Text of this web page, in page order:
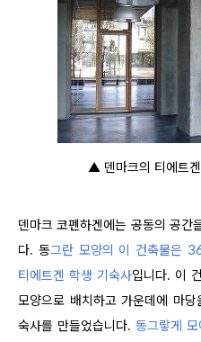
▲ 덴마크의 티에트
덴마크 코펜하겐에는 공동의 공간
다. 동그란 모양의 이 건축물은
티에트겐 학생 기숙사입니다. 이
모양으로 배치하고 가운데에 마
숙사를 만들었습니다.동그랗게